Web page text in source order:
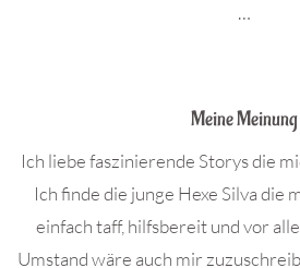
…
Meine Meinung
Ich liebe faszinierende Storys die
Ich finde die junge Hexe Silva die
einfach taff, hilfsbereit und vor
Umstand wäre auch mir